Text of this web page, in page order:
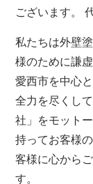
ございます。
私たちは外壁
様のために謙
愛西市を中心
全力を尽くし
社」をモット
持ってお客様
客様に心から
す。